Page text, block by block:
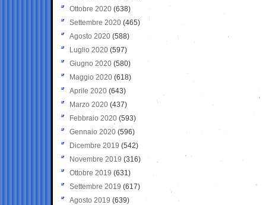
Ottobre 2020 (638)
Settembre 2020(465)
Agosto 2020 (588)
Luglio 2020 (597)
Giugno 2020 (580)
Maggio 2020 (618)
Aprile 2020 (643)
Marzo 2020 (437)
Febbraio 2020 (593)
Gennaio 2020 (596)
Dicembre 2019 (542)
Novembre 2019 (316)
Ottobre 2019 (631)
Settembre 2019 (617)
Agosto 2019 (639)